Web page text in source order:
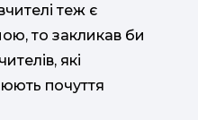
теж є
то закликав би
які
почуття